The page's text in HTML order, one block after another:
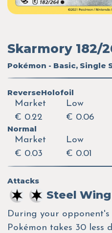
Skarmory 182/
Pokémon - Basic, Single
ReverseHolofoil
Market
€ 0.22
Low
€ 0.06
Normal
Market
€ 0.03
Low
€ 0.01
Attacks
Steel Wing
During your
Pokémon takes 30 less